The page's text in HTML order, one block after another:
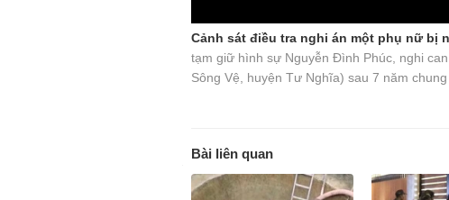
Cảnh sát điều tra nghi án một phụ nữ bị
tạm giữ hình sự Nguyễn Đình Phúc, nghi
Sông Vệ, huyện Tư Nghĩa) sau 7 năm
Bài liên quan